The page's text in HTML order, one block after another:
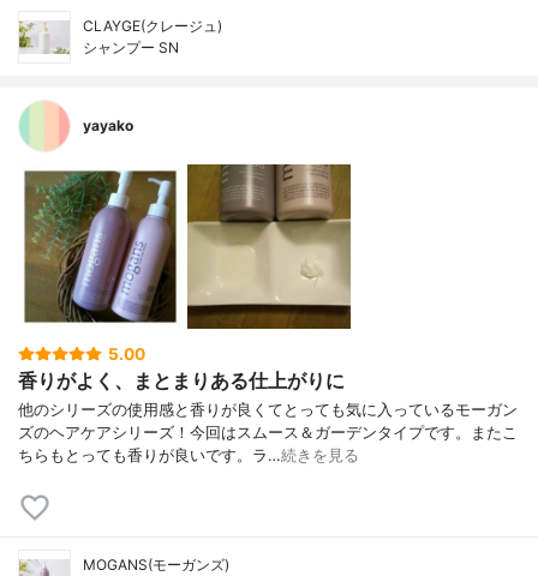
CLAYGE(クレージュ)
シャンプー SN
yayako
5.00
香りがよく、まとまりある仕上がりに
他のシリーズの使用感と香りが良くてとっても気に入っているモーガン
ズのヘアケアシリーズ！今回はスムース＆ガーデンタイプです。またこ
ちらもとっても香りが良いです。ラ…続きを見る
MOGANS(モーガンズ)